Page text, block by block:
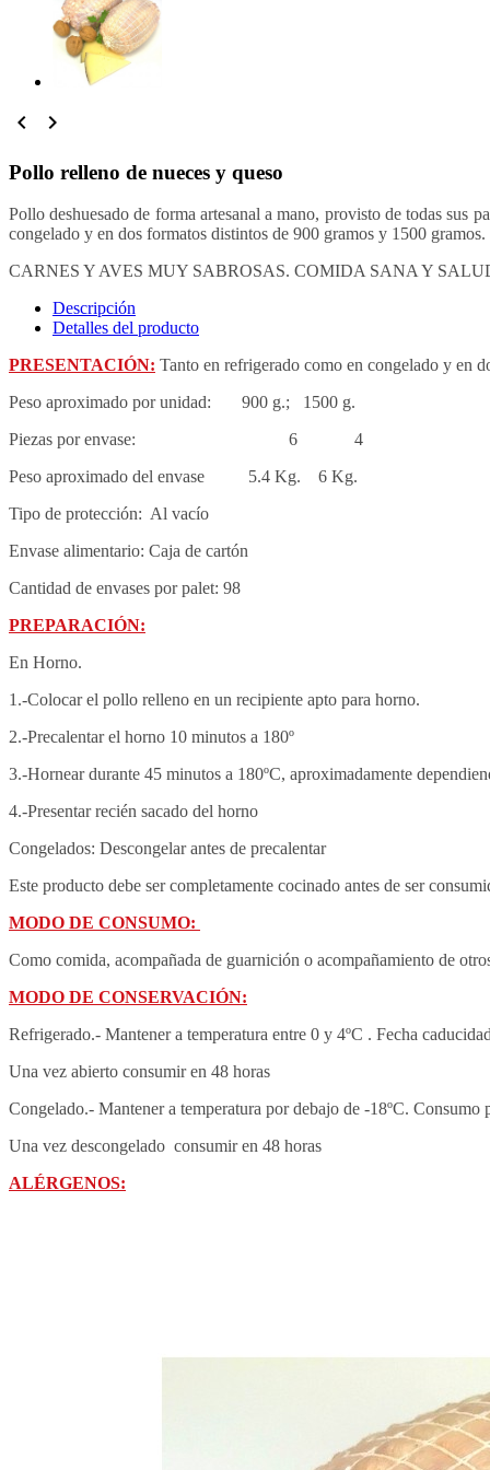
 
Pollo relleno de nueces y queso
Pollo deshuesado de forma artesanal a mano, provisto de todas
congelado y en dos formatos distintos de 900 gramos y 1500 gramos.
CARNES Y AVES MUY SABROSAS. COMIDA SANA Y
Descripción
Detalles del producto
PRESENTACIÓN: Tanto en refrigerado como en congelado y en
Peso aproximado por unidad: 900 g.; 1500 g.
Piezas por envase: 6 4
Peso aproximado del envase 5.4 Kg. 6 Kg.
Tipo de protección: Al vacío
Envase alimentario: Caja de cartón
Cantidad de envases por palet: 98
PREPARACIÓN:
En Horno.
1.-Colocar el pollo relleno en un recipiente apto para horno.
2.-Precalentar el horno 10 minutos a 180º
3.-Hornear durante 45 minutos a 180ºC, aproximadamente
4.-Presentar recién sacado del horno
Congelados: Descongelar antes de precalentar
Este producto debe ser completamente cocinado antes de ser
MODO DE CONSUMO:
Como comida, acompañada de guarnición o acompañamiento de
MODO DE CONSERVACIÓN:
Refrigerado.- Mantener a temperatura entre 0 y 4ºC . Fecha
Una vez abierto consumir en 48 horas
Congelado.- Mantener a temperatura por debajo de -18ºC. Consumo
Una vez descongelado consumir en 48 horas
ALÉRGENOS: